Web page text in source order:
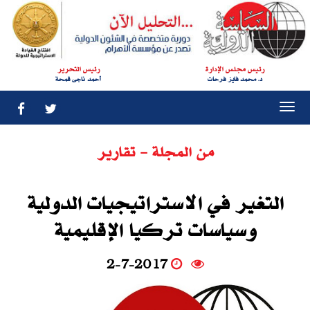
رئيس مجلس الإدارة
د. محمد فايز فرحات
رئيس التحرير
أحمد ناجى قمحة
من المجلة - تقارير
التغير في الاستراتيجيات الدولية
وسياسات تركيا الإقليمية‮
2-7-2017